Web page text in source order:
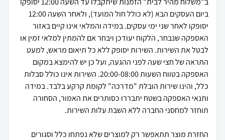
ביום העסקים הבא (לא כולל חול המועד), ולאחר השעה 12:00
יסופקו לאחר שני ימי עסקים. במידה והמלאי אינו קיים באזור
האספקה שנבחר, הלקוח יעודכן ויבחר אם להמתין למלאי זמין או
לבטל את השירות. השירות יסופק ללא כל תיאום מראש, למעט
התראה של חצי שעה לפני ההגעה, ועל כן יש להימצא במקום
האספקה בטווח השעות 20:00-08:00. השירות אינו כולל סבלות
כלל, והינו שירות הובלת "מדרכה" לקומת קרקע בלבד. במידה
ותנאי האספקה בשטח יתבררו כסותרים את האמור, הסחורה
החזרת מוצר תתאפשר רק למוצרים שלא נפתחו כלל וסגורים